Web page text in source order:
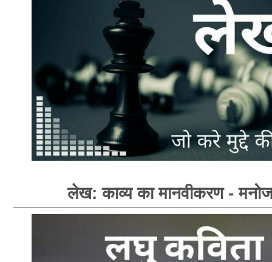
लेख: काव्य का मानवीकरण - मनोज